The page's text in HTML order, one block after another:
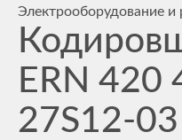
Электрооборудование
ERN 420
27S12-03